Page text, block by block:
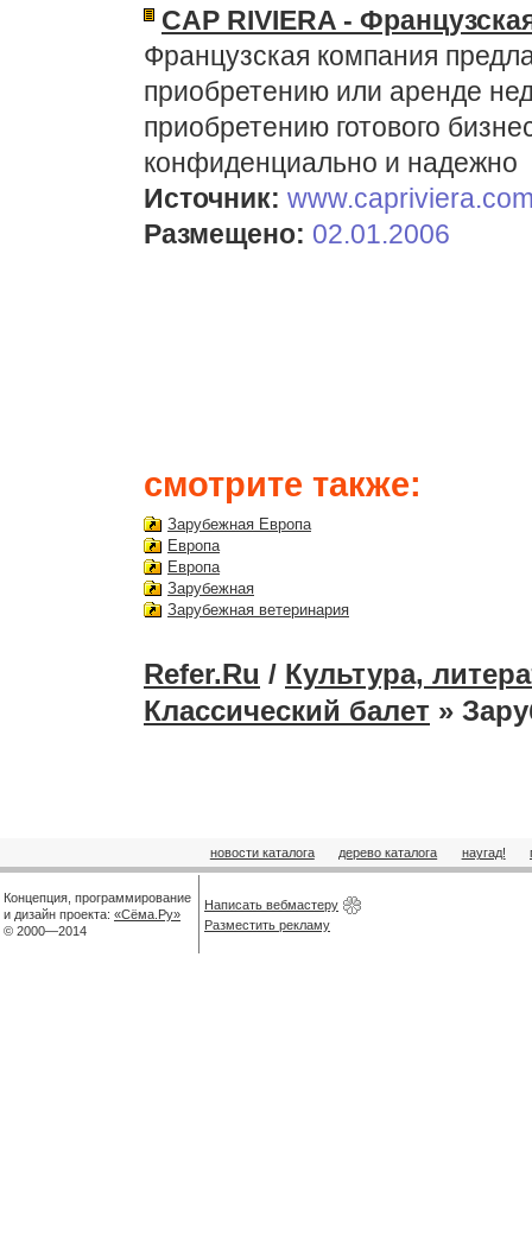
CAP RIVIERA -
Французская компания
приобретению или аренде
приобретению готового
конфиденциально и надежно
Источник:
Размещено: 02.01.2006
смотрите также:
Зарубежная Европа
Европа
Европа
Зарубежная
Зарубежная ветеринария
Refer.Ru / Культура,
Классический балет »
новости каталога дерево каталога наугад!
Концепция, программирование
и дизайн проекта: «Сёма.Ру»
© 2000—2014
Написать вебмастеру
Разместить рекламу